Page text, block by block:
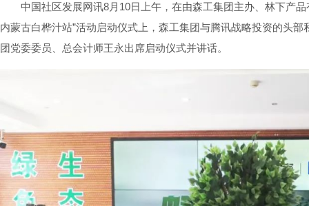
中国社区发展网讯8月10日上午，在由森工集团主办、林下产
内蒙古白桦汁站”活动启动仪式上，森工集团与腾讯战略投资的头
团党委委员、总会计师王永出席启动仪式并讲话。